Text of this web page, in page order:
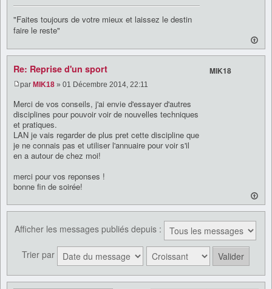
"Faites toujours de votre mieux et laissez le destin
faire le reste"
Re: Reprise d'un sport
par MIK18 » 01 Décembre 2014, 22:11
Merci de vos conseils, j'ai envie d'essayer d'autres
disciplines pour pouvoir voir de nouvelles techniques
et pratiques.
LAN je vais regarder de plus pret cette discipline que
je ne connais pas et utiliser l'annuaire pour voir s'il
en a autour de chez moi!
merci pour vos reponses !
bonne fin de soirée!
MIK18
Afficher les messages publiés depuis :
Trier par